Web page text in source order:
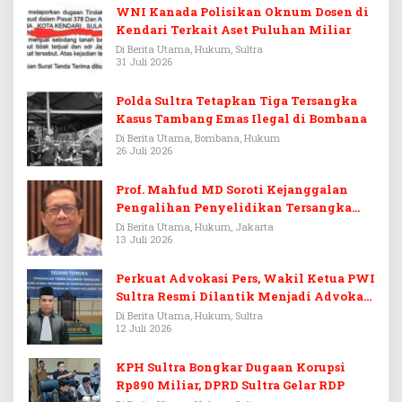
WNI Kanada Polisikan Oknum Dosen di
Kendari Terkait Aset Puluhan Miliar
Di Berita Utama, Hukum, Sultra
31 Juli 2026
Polda Sultra Tetapkan Tiga Tersangka
Kasus Tambang Emas Ilegal di Bombana
Di Berita Utama, Bombana, Hukum
26 Juli 2026
Prof. Mahfud MD Soroti Kejanggalan
Pengalihan Penyelidikan Tersangka
Febrie Adriansyah
Di Berita Utama, Hukum, Jakarta
13 Juli 2026
Perkuat Advokasi Pers, Wakil Ketua PWI
Sultra Resmi Dilantik Menjadi Advokat
PERADI
Di Berita Utama, Hukum, Sultra
12 Juli 2026
KPH Sultra Bongkar Dugaan Korupsi
Rp890 Miliar, DPRD Sultra Gelar RDP